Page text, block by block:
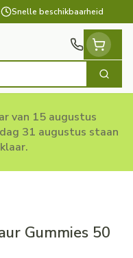
Snelle beschikbaarheid
Zoek
van 15 augustus
31 augustus staan
Gummies 50